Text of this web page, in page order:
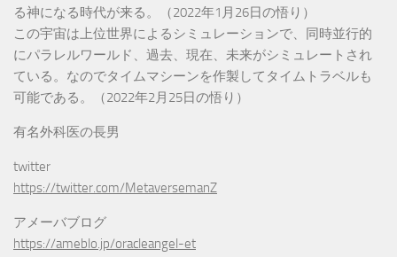
る神になる時代が来る。（2022年1月26日の悟り）
この宇宙は上位世界によるシミュレーションで、同時並行的
にパラレルワールド、過去、現在、未来がシミュレートされ
ている。なのでタイムマシーンを作製してタイムトラベルも
可能である。（2022年2月25日の悟り）
有名外科医の長男
twitter
https://twitter.com/MetaversemanZ
アメーバブログ
https://ameblo.jp/oracleangel-et